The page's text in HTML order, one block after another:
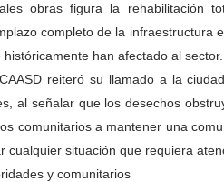
obras figura la rehabilitación
completo de la infraestructura
han afectado al sector.
reiteró su llamado a la
al señalar que los desechos
comunitarios a mantener una
cualquier situación que requiera
y comunitarios